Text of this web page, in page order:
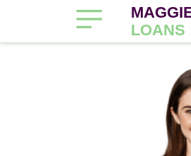
LOANS